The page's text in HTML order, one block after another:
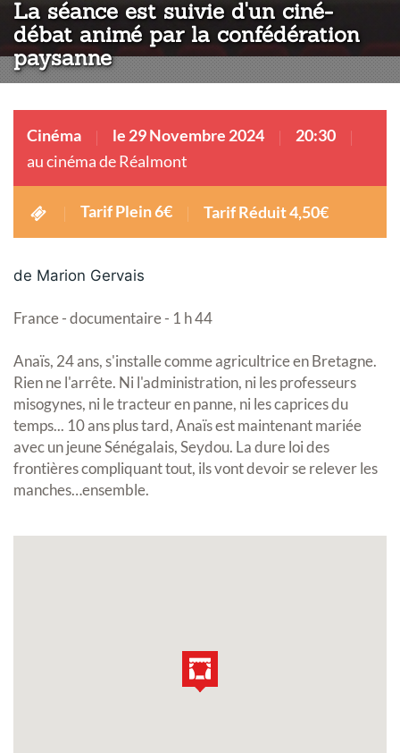
La séance est suivie d'un ciné-
débat animé par la confédération
paysanne
Cinéma le 29 Novembre 2024
20:30
au cinéma de Réalmont
Tarif Plein 6€ Tarif Réduit 4,50€
de Marion Gervais
France - documentaire - 1 h 44
Anaïs, 24 ans, s'installe comme agricultrice en Bretagne.
Rien ne l'arrête. Ni l'administration, ni les professeurs
misogynes, ni le tracteur en panne, ni les caprices du
temps... 10 ans plus tard, Anaïs est maintenant mariée
avec un jeune Sénégalais, Seydou. La dure loi des
frontières compliquant tout, ils vont devoir se relever les
manches…ensemble.